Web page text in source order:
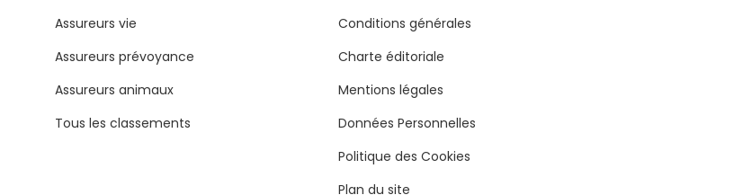
Assureurs vie
Assureurs prévoyance
Assureurs animaux
Tous les classements
Conditions générales
Charte éditoriale
Mentions légales
Données Personnelles
Politique des Cookies
Plan du site